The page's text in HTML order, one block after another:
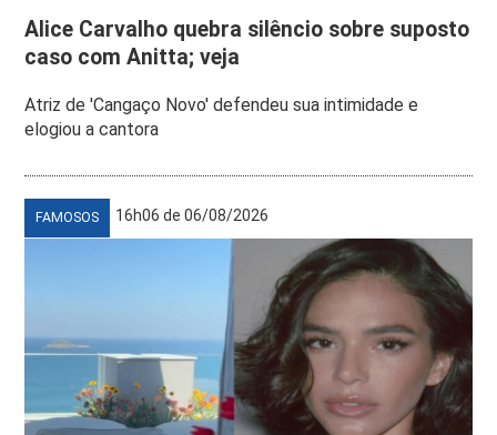
Alice Carvalho quebra silêncio sobre suposto
caso com Anitta; veja
Atriz de 'Cangaço Novo' defendeu sua intimidade e
elogiou a cantora
FAMOSOS 16h06 de 06/08/2026